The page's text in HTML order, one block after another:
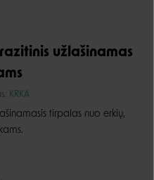
užlašinamas
KRKA
tirpalas nuo erkių,